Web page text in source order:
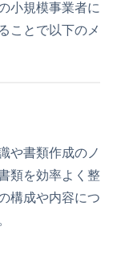
小規模事業者に
ことで以下のメ
や書類作成のノ
類を効率よく整
構成や内容につ